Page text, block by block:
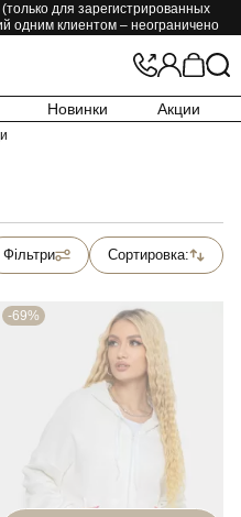
для зарегистрированных
одним клиентом – неограничено
Новинки Акции
Фільтри Сортировка:
-69%